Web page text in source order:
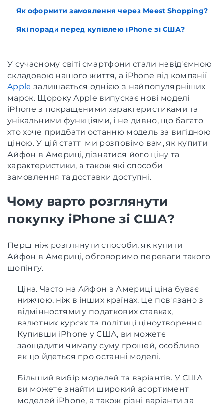
Як оформити замовлення через Meest Shopping?
Які поради перед купівлею iPhone зі США?
У сучасному світі смартфони стали невід'ємною
складовою нашого життя, а iPhone від компанії
Apple залишається однією з найпопулярніших
марок. Щороку Apple випускає нові моделі
iPhone з покращеними характеристиками та
унікальними функціями, і не дивно, що багато
хто хоче придбати останню модель за вигідною
ціною. У цій статті ми розповімо вам, як купити
Айфон в Америці, дізнатися його ціну та
характеристики, а також які способи
замовлення та доставки доступні.
Чому варто розглянути
покупку iPhone зі США?
Перш ніж розглянути способи, як купити
Айфон в Америці, обговоримо переваги такого
шопінгу.
Ціна. Часто на Айфон в Америці ціна буває
нижчою, ніж в інших країнах. Це пов'язано з
відмінностями у податкових ставках,
валютних курсах та політиці ціноутворення.
Купивши iPhone у США, ви можете
заощадити чималу суму грошей, особливо
якщо йдеться про останні моделі.
Більший вибір моделей та варіантів. У США
ви можете знайти широкий асортимент
моделей iPhone, а також різні варіанти за